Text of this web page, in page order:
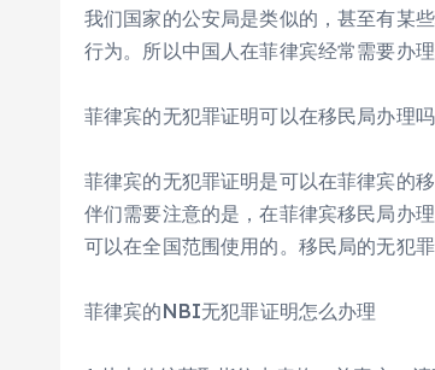
我们国家的公安局是类似的，甚至有某
行为。所以中国人在菲律宾经常需要办
菲律宾的无犯罪证明可以在移民局办理吗
菲律宾的无犯罪证明是可以在菲律宾的
伴们需要注意的是，在菲律宾移民局办
可以在全国范围使用的。移民局的无犯
菲律宾的NBI无犯罪证明怎么办理